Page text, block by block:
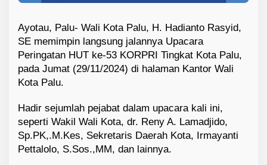
Ayotau, Palu- Wali Kota Palu, H. Hadianto Rasyid,
SE memimpin langsung jalannya Upacara
Peringatan HUT ke-53 KORPRI Tingkat Kota Palu,
pada Jumat (29/11/2024) di halaman Kantor Wali
Kota Palu.
Hadir sejumlah pejabat dalam upacara kali ini,
seperti Wakil Wali Kota, dr. Reny A. Lamadjido,
Sp.PK,.M.Kes, Sekretaris Daerah Kota, Irmayanti
Pettalolo, S.Sos.,MM, dan lainnya.